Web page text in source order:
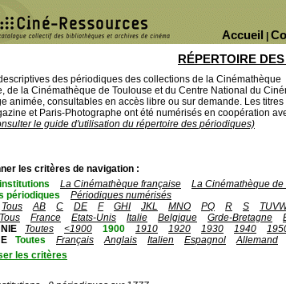
Accueil
RÉPERTOIRE
des périodiques des collections de la Cinémathèque
de la Cinémathèque de Toulouse et du Centre National du
animée, consultables en accès libre ou sur demande. Les titres
et Paris-Photographe ont été numérisés en coopération
le guide d'utilisation du répertoire des périodiques)
les critères de navigation :
La Cinémathèque française La Cinémathèque de
périodiques
Périodiques numérisés
Tous AB C DE F GHI JKL MNO PQ R S
Tous France Etats-Unis Italie Belgique Grde-Bretagne
Toutes <1900 1900 1910 1920 1930 1940
Toutes Français Anglais Italien Espagnol Allemand
les critères